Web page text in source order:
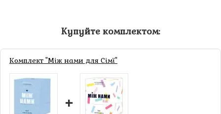
книжку відриває спеціальну частину чека й
вручає тому, хто подарував. Той, хто дарує
книжку, зобов'язується виконувати завдання
та бажання на чеках.
Купуйте комплектом:
Комплект "Між нами для Сімї"
+